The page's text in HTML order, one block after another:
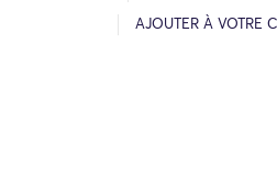
AJOUTER À VOTRE